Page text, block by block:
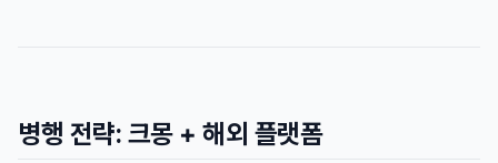
병행 전략: 크몽 + 해외 플랫폼